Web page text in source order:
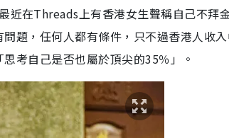
近在Threads上有香港女生聲稱自己不拜
題，任何人都有條件，只不過香港人收
考自己是否也屬於頂尖的35％」。